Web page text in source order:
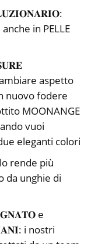
in PELLE
aspetto
nuovo fodere
MOONANGE
vuoi
eleganti colori
rende più
da unghie di
e
i nostri